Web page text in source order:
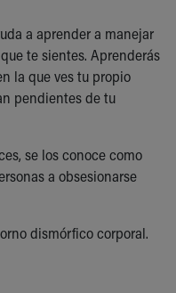
a aprender a manejar
te sientes. Aprenderás
la que ves tu propio
pendientes de tu
se los conoce como
a obsesionarse
dismórfico corporal.